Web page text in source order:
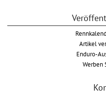
Artikel
Enduro-
Werben